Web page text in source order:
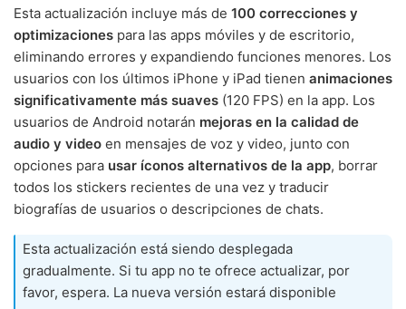
Esta actualización incluye más de 100 correcciones y
optimizaciones para las apps móviles y de escritorio,
eliminando errores y expandiendo funciones menores. Los
usuarios con los últimos iPhone y iPad tienen animaciones
significativamente más suaves (120 FPS) en la app. Los
usuarios de Android notarán mejoras en la calidad de
audio y video en mensajes de voz y video, junto con
opciones para usar íconos alternativos de la app, borrar
todos los stickers recientes de una vez y traducir
biografías de usuarios o descripciones de chats.
Esta actualización está siendo desplegada
gradualmente. Si tu app no te ofrece actualizar, por
favor, espera. La nueva versión estará disponible